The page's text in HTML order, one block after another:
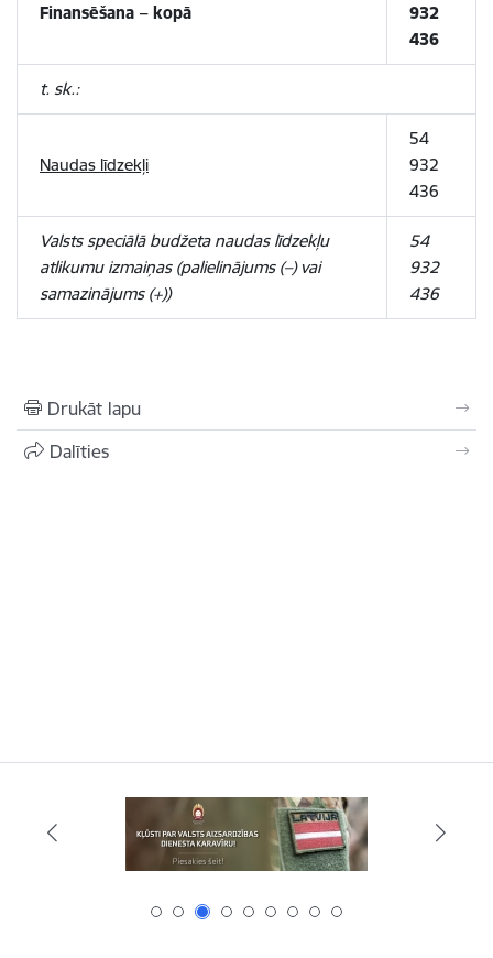
Finansēšana – kopā
932
436
t. sk.:
Naudas līdzekļi
54
932
436
Valsts speciālā budžeta naudas līdzekļu
atlikumu izmaiņas (palielinājums (–) vai
samazinājums (+))
54
932
436
Drukāt lapu
Dalīties